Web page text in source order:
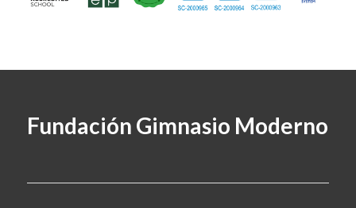
Fundación Gimnasio Moderno